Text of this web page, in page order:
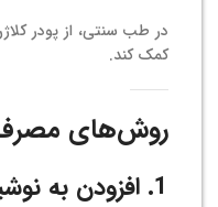
در طب سنتی، از پودر
کمک کند.
روش‌های مصرف
1. افزودن به